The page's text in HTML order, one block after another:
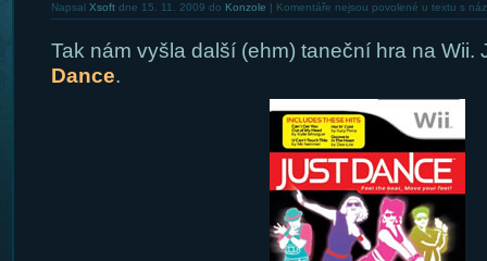
Napsal Xsoftdne 15. 11. 2009 do Konzole | Komentáře nejsou povolené u textu s
Tak nám vyšla další (ehm) taneční hra na Wii.
Dance.